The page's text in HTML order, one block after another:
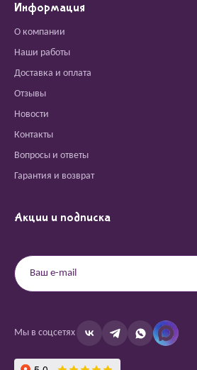
Информация
О компании
Наши работы
Доставка и оплата
Отзывы
Новости
Контакты
Вопросы и ответы
Гарантия и возврат
Акции и подписка
Мы в соцсетях